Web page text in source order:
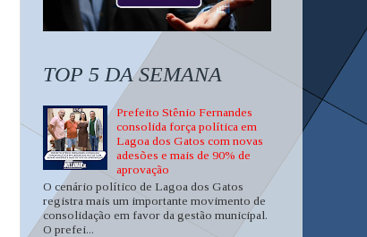
TOP 5 DA SEMANA
Prefeito Stênio Fernandes
consolida força política em
Lagoa dos Gatos com novas
adesões e mais de 90% de
aprovação
O cenário político de Lagoa dos Gatos
registra mais um importante movimento de
consolidação em favor da gestão municipal.
O prefei...